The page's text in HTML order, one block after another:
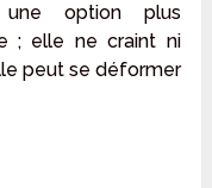
option plus
; elle ne craint ni
peut se déformer